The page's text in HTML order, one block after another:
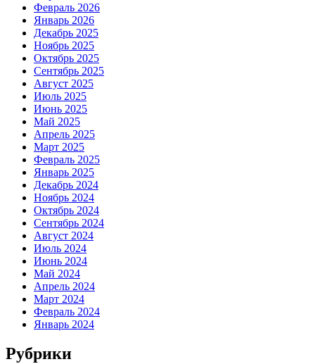
Февраль 2026
Январь 2026
Декабрь 2025
Ноябрь 2025
Октябрь 2025
Сентябрь 2025
Август 2025
Июль 2025
Июнь 2025
Май 2025
Апрель 2025
Март 2025
Февраль 2025
Январь 2025
Декабрь 2024
Ноябрь 2024
Октябрь 2024
Сентябрь 2024
Август 2024
Июль 2024
Июнь 2024
Май 2024
Апрель 2024
Март 2024
Февраль 2024
Январь 2024
Рубрики